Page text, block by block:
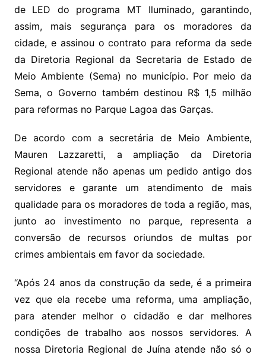
de LED do programa MT Iluminado, garantindo,
assim, mais segurança para os moradores da
cidade, e assinou o contrato para reforma da sede
da Diretoria Regional da Secretaria de Estado de
Meio Ambiente (Sema) no município. Por meio da
Sema, o Governo também destinou R$ 1,5 milhão
para reformas no Parque Lagoa das Garças.
De acordo com a secretária de Meio Ambiente,
Mauren Lazzaretti, a ampliação da Diretoria
Regional atende não apenas um pedido antigo dos
servidores e garante um atendimento de mais
qualidade para os moradores de toda a região, mas,
junto ao investimento no parque, representa a
conversão de recursos oriundos de multas por
crimes ambientais em favor da sociedade.
“Após 24 anos da construção da sede, é a primeira
vez que ela recebe uma reforma, uma ampliação,
para atender melhor o cidadão e dar melhores
condições de trabalho aos nossos servidores. A
nossa Diretoria Regional de Juína atende não só o